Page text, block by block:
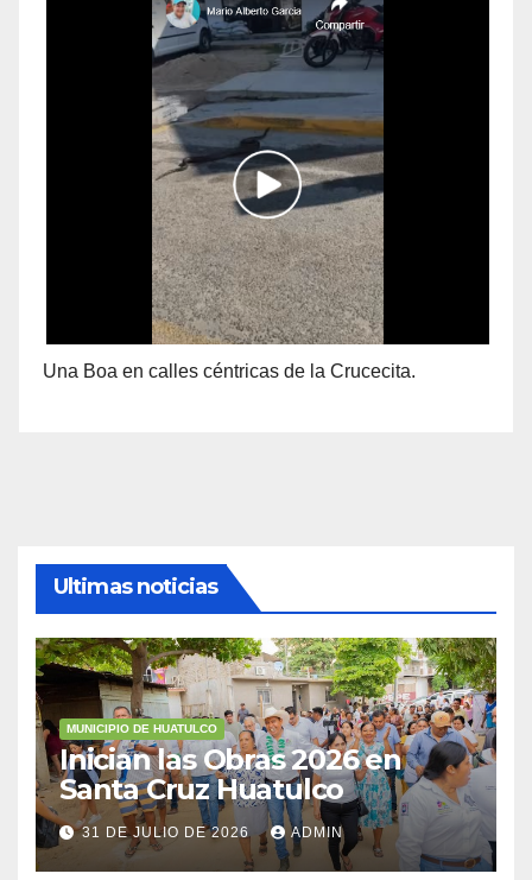
Una Boa en calles céntricas de la Crucecita.
Ultimas noticias
MUNICIPIO DE HUATULCO
Inician las Obras 2026 en
Santa Cruz Huatulco
31 DE JULIO DE 2026 ADMIN